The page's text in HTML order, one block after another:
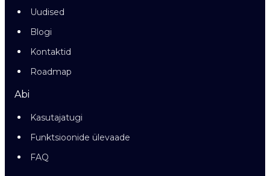
Uudised
Blogi
Kontaktid
Roadmap
Abi
Kasutajatugi
Funktsioonide ülevaade
FAQ